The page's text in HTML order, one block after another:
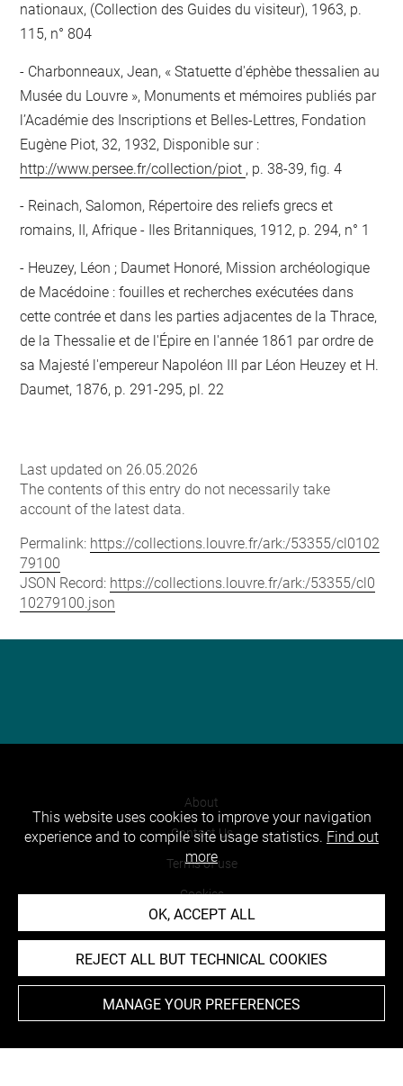
nationaux, (Collection des Guides du visiteur), 1963, p.
115, n° 804
Charbonneaux, Jean, « Statuette d'éphèbe thessalien au
Musée du Louvre », Monuments et mémoires publiés par
l’Académie des Inscriptions et Belles-Lettres, Fondation
Eugène Piot, 32, 1932, Disponible sur :
http://www.persee.fr/collection/piot , p. 38-39, fig. 4
Reinach, Salomon, Répertoire des reliefs grecs et
romains, II, Afrique - Iles Britanniques, 1912, p. 294, n° 1
Heuzey, Léon ; Daumet Honoré, Mission archéologique
de Macédoine : fouilles et recherches exécutées dans
cette contrée et dans les parties adjacentes de la Thrace,
de la Thessalie et de l'Épire en l'année 1861 par ordre de
sa Majesté l'empereur Napoléon III par Léon Heuzey et H.
Daumet, 1876, p. 291-295, pl. 22
Last updated on 26.05.2026
The contents of this entry do not necessarily take
account of the latest data.
Permalink: https://collections.louvre.fr/ark:/53355/cl0102
79100
JSON Record: https://collections.louvre.fr/ark:/53355/cl0
10279100.json
About
Contact Us
Terms of use
Cookies
Accessibility : non compliant
This website uses cookies to improve your navigation
experience and to compile site usage statistics. Find out
more
OK, ACCEPT ALL
REJECT ALL BUT TECHNICAL COOKIES
MANAGE YOUR PREFERENCES